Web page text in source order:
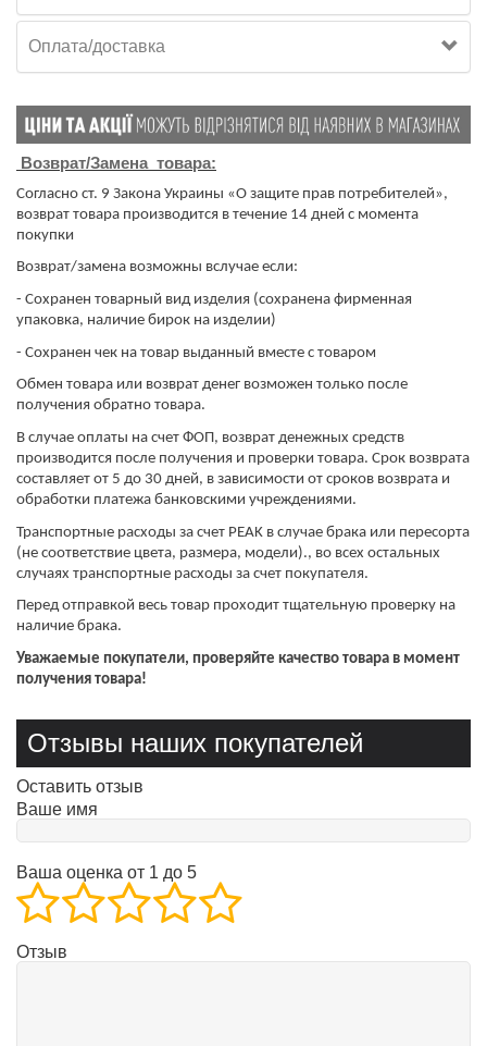
Оплата/доставка
Возврат/Замена товара:
Согласно ст. 9 Закона Украины «О защите прав потребителей»,
возврат товара производится в течение 14 дней с момента
покупки
Возврат/замена возможны вслучае если:
- Сохранен товарный вид изделия (сохранена фирменная
упаковка, наличие бирок на изделии)
- Сохранен чек на товар выданный вместе с товаром
Обмен товара или возврат денег возможен только после
получения обратно товара.
​​​​​​​В случае оплаты на счет ФОП, возврат денежных средств
производится после получения и проверки товара. Срок возврата
составляет от 5 до 30 дней, в зависимости от сроков возврата и
обработки платежа банковскими учреждениями.
Транспортные расходы за счет PEAK в случае брака или пересорта
(не соответствие цвета, размера, модели)., во всех остальных
случаях транспортные расходы за счет покупателя.
Перед отправкой весь товар проходит тщательную проверку на
наличие брака.
Уважаемые покупатели, проверяйте качество товара в момент
получения товара!
Отзывы наших покупателей
Оставить отзыв
Ваше имя
Ваша оценка от 1 до 5
Отзыв